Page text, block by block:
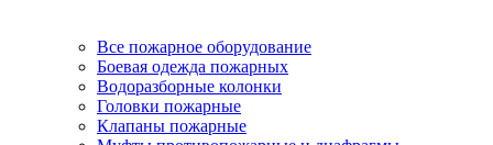
Все пожарное оборудование
Боевая одежда пожарных
Водоразборные колонки
Головки пожарные
Клапаны пожарные